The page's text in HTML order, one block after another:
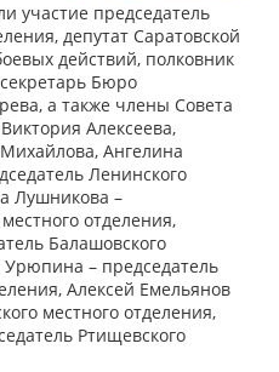
участие председатель
депутат Саратовской
действий, полковник
Бюро
а также члены Совета
Алексеева,
Ангелина
Ленинского
Лушникова –
отделения,
Балашовского
Урюпина – председатель
Алексей Емельянов
местного отделения,
Ртищевского